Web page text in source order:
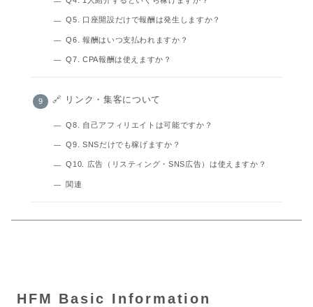
Q5. 口座開設だけで報酬は発生しますか？
Q6. 報酬はいつ支払われますか？
Q7. CPA報酬は使えますか？
🔗 リンク・集客について
Q8. 自己アフィリエイトは可能ですか？
Q9. SNSだけでも稼げますか？
Q10. 広告（リスティング・SNS広告）は使えますか？
関連
HFM Basic Information